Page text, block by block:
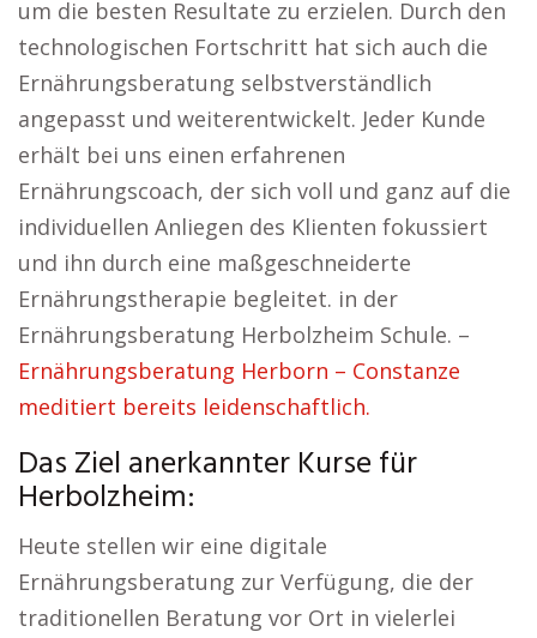
um die besten Resultate zu erzielen. Durch den
technologischen Fortschritt hat sich auch die
Ernährungsberatung selbstverständlich
angepasst und weiterentwickelt. Jeder Kunde
erhält bei uns einen erfahrenen
Ernährungscoach, der sich voll und ganz auf die
individuellen Anliegen des Klienten fokussiert
und ihn durch eine maßgeschneiderte
Ernährungstherapie begleitet. in der
Ernährungsberatung Herbolzheim Schule. –
Ernährungsberatung Herborn – Constanze
meditiert bereits leidenschaftlich.
Das Ziel anerkannter Kurse für
Herbolzheim:
Heute stellen wir eine digitale
Ernährungsberatung zur Verfügung, die der
traditionellen Beratung vor Ort in vielerlei